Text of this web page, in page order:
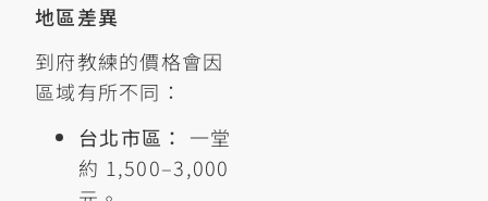
地區差異
到府教練的價格會因
區域有所不同：
台北市區： 一堂
約 1,500–3,000